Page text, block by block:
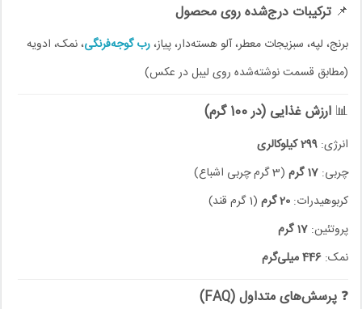
📌 ترکیبات درج‌شده روی محصول
برنج، لپه، سبزیجات معطر، آلو هسته‌دار، پیاز،رب گوجه‌فرنگی، نمک، ادویه
(مطابق قسمت نوشته‌شده روی لیبل در عکس)
📊 ارزش غذایی (در 100 گرم)
انرژی: 299 کیلوکالری
چربی: 17 گرم
(3 گرم چربی اشباع)
کربوهیدرات: 20 گرم
(1 گرم قند)
پروتئین: 17 گرم
نمک: 446 میلی‌گرم
❓ پرسش‌های متداول (FAQ)